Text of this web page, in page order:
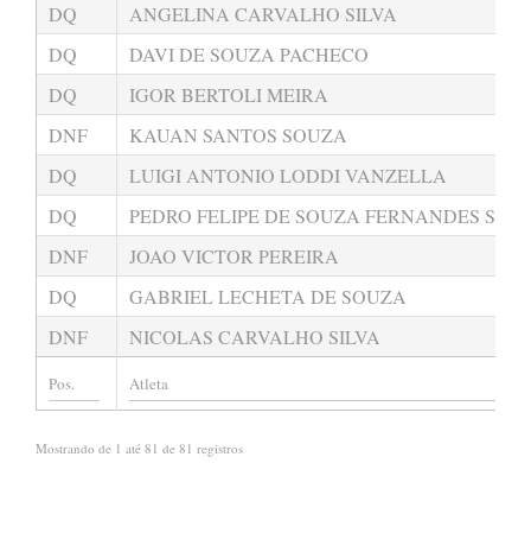
DQ
ANGELINA CARVALHO SILVA
DQ
DAVI DE SOUZA PACHECO
DQ
IGOR BERTOLI MEIRA
DNF
KAUAN SANTOS SOUZA
DQ
LUIGI ANTONIO LODDI VANZELLA
DQ
PEDRO FELIPE DE SOUZA FERNANDES
DNF
JOAO VICTOR PEREIRA
DQ
GABRIEL LECHETA DE SOUZA
DNF
NICOLAS CARVALHO SILVA
Mostrando de 1 até 81 de 81 registros